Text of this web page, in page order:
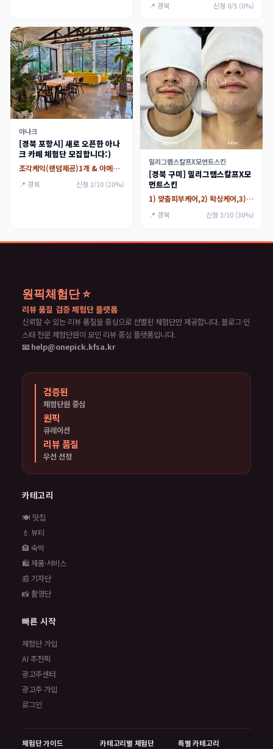
📍 경북 신청 0/5 (0%)
아나크
[경북 포항시] 새로 오픈한 아나
크 카페 체험단 모집합니다:)
조각케익(랜덤제공)1개 & 아메리카노 1잔
📍 경북 신청 2/10 (20%)
밀리그램스칼프X모먼트스킨
[경북 구미] 밀리그램스칼프X모
먼트스킨
1) 맞춤피부케어,2) 왁싱케어,3) 미인점/두피문신,4) 슈가링(여자브왁가능)
📍 경북 신청 3/10 (30%)
원픽체험단 ⭐
리뷰 품질 검증 체험단 플랫폼
신뢰할 수 있는 리뷰 품질을 중심으로 선별된 체험단만 제공합니다. 블로그·인
스타 전문 체험단원이 모인 리뷰 중심 플랫폼입니다.
📧 help@onepick.kfsa.kr
검증된
체험단원 중심
원픽
큐레이션
리뷰 품질
우선 선정
카테고리
🍽️ 맛집
💄 뷰티
🏨 숙박
🛍️ 제품·서비스
📰 기자단
📸 촬영단
빠른 시작
체험단 가입
AI 추천픽
광고주센터
광고주 가입
로그인
체험단 가이드
카테고리별 체험단
특별 카테고리